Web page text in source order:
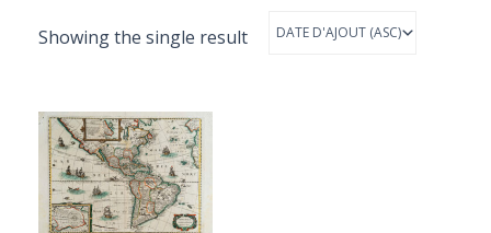
Showing the single result